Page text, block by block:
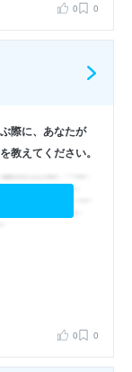
0 0
際に、あなたが
教えてください。
0 0